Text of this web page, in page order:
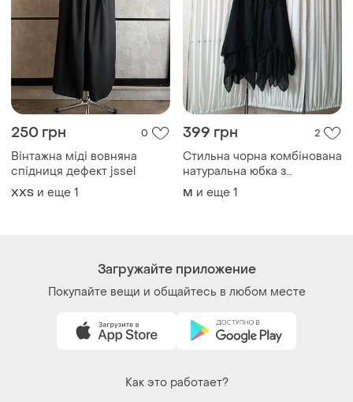
250 грн 0
Вінтажна міді вовняна
спідниця дефект jssel
XХS и еще 1
399 грн 2
Стильна чорна комбінована
натуральна юбка з
кружевом italy moda.
M и еще 1
Загружайте приложение
Покупайте вещи и общайтесь в любом месте
Как это работает?